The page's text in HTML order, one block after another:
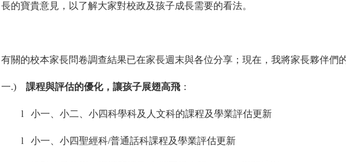
長的寶貴意見，以了解大家對校政及孩子成長需要的看法。
有關的校本家長問卷調查結果已在家長週末與各位分享；現在，我將家長夥伴
一.) 課程與評估的優化，讓孩子展翅高飛 ：
l 小一、小二、小四科學科及人文科的課程及學業評估更新
l 小一、小四聖經科/普通話科課程及學業評估更新